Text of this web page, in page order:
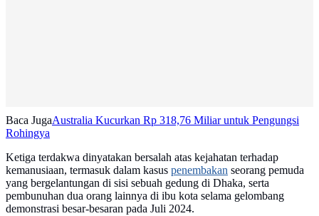
Baca JugaAustralia Kucurkan Rp 318,76 Miliar untuk Pengungsi
Rohingya
Ketiga terdakwa dinyatakan bersalah atas kejahatan terhadap
kemanusiaan, termasuk dalam kasus penembakan seorang pemuda
yang bergelantungan di sisi sebuah gedung di Dhaka, serta
pembunuhan dua orang lainnya di ibu kota selama gelombang
demonstrasi besar-besaran pada Juli 2024.